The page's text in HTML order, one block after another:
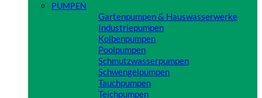
PUMPEN
Gartenpumpen & Hauswasserwerke
Industriepumpen
Kolbenpumpen
Poolpumpen
Schmutzwasserpumpen
Schwengelpumpen
Tauchpumpen
Teichpumpen